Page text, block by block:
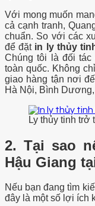
Với mong muốn
cả cạnh tranh,
chuẩn. So với các
để đặtin ly thủy
Chúng tôi là đối
toàn quốc. Không
giao hàng tận nơi
Hà Nội, Bình
Ly thủy tinh
2. Tại sao
Hậu Giang
Nếu bạn đang tìm
đây là một số lợi ích